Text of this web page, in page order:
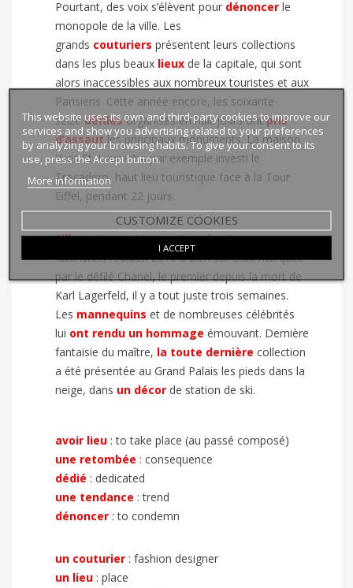
Pourtant, des voix s’élèvent pour dénoncer le
monopole de la ville. Les
grands couturiers présentent leurs collections
dans les plus beaux lieux de la capitale, qui sont
alors inaccessibles aux nombreux touristes et aux
Parisiens. Cette année encore, les soixante-
seize défilés organisés en huit jours ontpris
d’assaut les principaux monuments. La maison
Yves St. Laurent a par exemple investi le
Trocadero, haut lieu touristique face à la Tour
Eiffel, pendant 22 jours.
Silhouettes extravagantes, classiques ou
futuristes, l’édition 2019 a bien sûr était marquée
par le défilé Chanel, le premier depuis la mort de
Karl Lagerfeld, il y a tout juste trois semaines.
Les mannequins et de nombreuses célébrités
lui ont rendu un hommage émouvant. Dernière
fantaisie du maître, la toute dernière collection
a été présentée au Grand Palais les pieds dans la
neige, dans un décor de station de ski.
avoir lieu :to take place (au passé composé)
une retombée : consequence
dédié : dedicated
une tendance :trend
dénoncer :to condemn
un couturier : fashion designer
un lieu : place
This website uses its own and third-party cookies to improve our
services and show you advertising related to your preferences
by analyzing your browsing habits. To give your consent to its
use, press the Accept button.
More information
CUSTOMIZE COOKIES
I ACCEPT